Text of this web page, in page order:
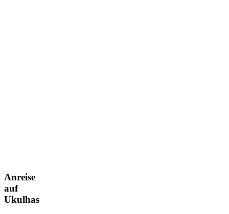
Anreise
auf
Ukulhas